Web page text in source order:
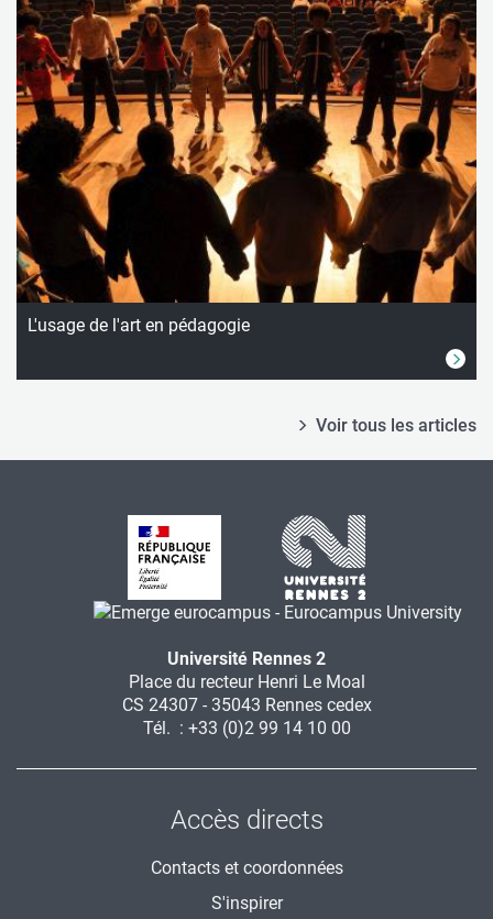
L'usage de l'art en pédagogie
Voir tous les articles
Université Rennes 2
Place du recteur Henri Le Moal
CS 24307 - 35043 Rennes cedex
Tél. : +33 (0)2 99 14 10 00
Accès directs
Contacts et coordonnées
S'inspirer